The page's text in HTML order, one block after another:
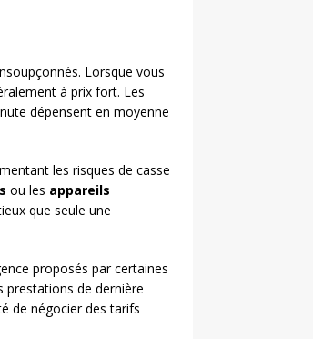
Lorsque vous
à prix fort. Les
dépensent en moyenne
les risques de casse
ou les appareils
que seule une
proposés par certaines
prestations de dernière
de négocier des tarifs